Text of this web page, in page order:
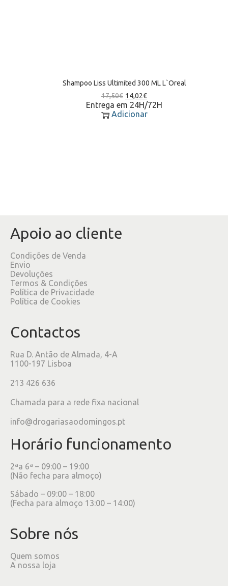
Shampoo Liss Ultimited 300 ML L`Oreal
17,50€ 14,02€
Entrega em 24H/72H
Adicionar
Apoio ao cliente
Condições de Venda
Envio
Devoluções
Termos & Condições
Política de Privacidade
Política de Cookies
Contactos
Rua D. Antão de Almada, 4-A
1100-197 Lisboa
213 426 636
Chamada para a rede fixa nacional
info@drogariasaodomingos.pt
Horário funcionamento
2ªa 6ª – 09:00 – 19:00
(Não fecha para almoço)
Sábado – 09:00 – 18:00
(Fecha para almoço 13:00 – 14:00)
Sobre nós
Quem somos
A nossa loja